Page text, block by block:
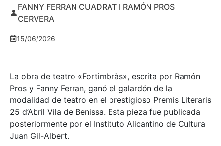
FANNY FERRAN CUADRAT I RAMÓN PROS
CERVERA
15/06/2026
La obra de teatro «Fortimbràs», escrita por Ramón
Pros y Fanny Ferran, ganó el galardón de la
modalidad de teatro en el prestigioso Premis Literaris
25 d’Abril Vila de Benissa. Esta pieza fue publicada
posteriormente por el Instituto Alicantino de Cultura
Juan Gil-Albert.